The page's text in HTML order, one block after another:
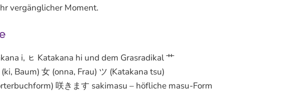
vergänglicher Moment.
i, ㇶ Katakana hi und dem Grasradikal 艹
Baum) 女 (onna, Frau) ツ (Katakana tsu)
咲きます sakimasu – höfliche masu-Form